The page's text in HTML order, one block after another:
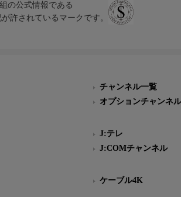
の公式情報である
許されているマークです。
チャンネル一覧
オプションチャンネル
J:テレ
J:COMチャンネル
ケーブル4K